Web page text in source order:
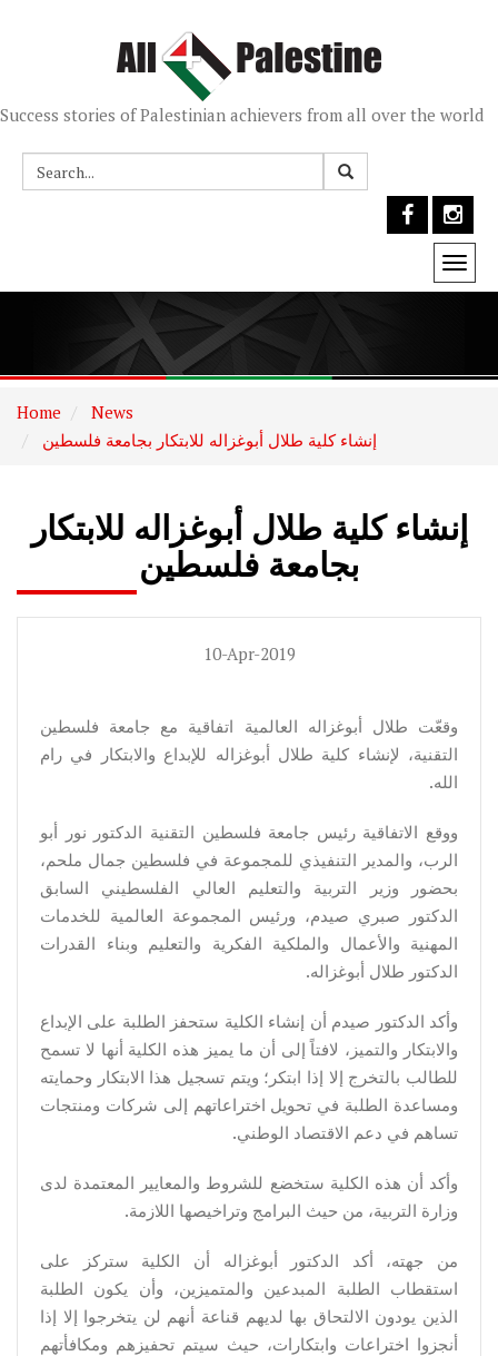
Success stories of Palestinian achievers from all over the world
Home
News
إنشاء كلية طلال أبوغزاله للابتكار بجامعة فلسطين
إنشاء كلية طلال أبوغزاله للابتكار
بجامعة فلسطين
10-Apr-2019
وقعّت طلال أبوغزاله العالمية اتفاقية مع جامعة فلسطين
التقنية، لإنشاء كلية طلال أبوغزاله للإبداع والابتكار في رام
الله.
ووقع الاتفاقية رئيس جامعة فلسطين التقنية الدكتور نور أبو
الرب، والمدير التنفيذي للمجموعة في فلسطين جمال ملحم،
بحضور وزير التربية والتعليم العالي الفلسطيني السابق
الدكتور صبري صيدم، ورئيس المجموعة العالمية للخدمات
المهنية والأعمال والملكية الفكرية والتعليم وبناء القدرات
الدكتور طلال أبوغزاله.
وأكد الدكتور صيدم أن إنشاء الكلية ستحفز الطلبة على الإبداع
والابتكار والتميز، لافتاً إلى أن ما يميز هذه الكلية أنها لا تسمح
للطالب بالتخرج إلا إذا ابتكر؛ ويتم تسجيل هذا الابتكار وحمايته
ومساعدة الطلبة في تحويل اختراعاتهم إلى شركات ومنتجات
تساهم في دعم الاقتصاد الوطني.
وأكد أن هذه الكلية ستخضع للشروط والمعايير المعتمدة لدى
وزارة التربية، من حيث البرامج وتراخيصها اللازمة.
من جهته، أكد الدكتور أبوغزاله أن الكلية ستركز على
استقطاب الطلبة المبدعين والمتميزين، وأن يكون الطلبة
الذين يودون الالتحاق بها لديهم قناعة أنهم لن يتخرجوا إلا إذا
أنجزوا اختراعات وابتكارات، حيث سيتم تحفيزهم ومكافأتهم